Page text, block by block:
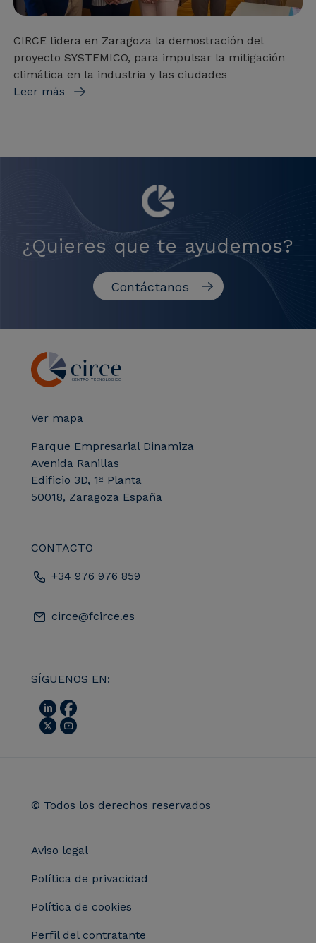
CIRCE lidera en Zaragoza la demostración del
proyecto SYSTEMICO, para impulsar la mitigación
climática en la industria y las ciudades
Leer más
¿Quieres que te ayudemos?
Contáctanos
Ver mapa
Parque Empresarial Dinamiza
Avenida Ranillas
Edificio 3D, 1ª Planta
50018, Zaragoza España
CONTACTO
+34 976 976 859
circe@fcirce.es
SÍGUENOS EN:
© Todos los derechos reservados
Aviso legal
Política de privacidad
Política de cookies
Perfil del contratante